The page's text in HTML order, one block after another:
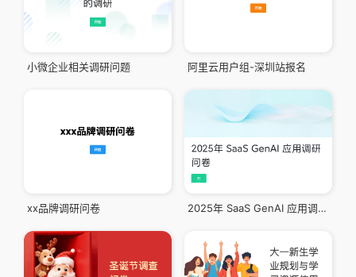
小微企业相关调研问题 阿里云用户组-深圳站报名
xx品牌调研问卷 2025年 SaaS GenAI 应用调研问卷